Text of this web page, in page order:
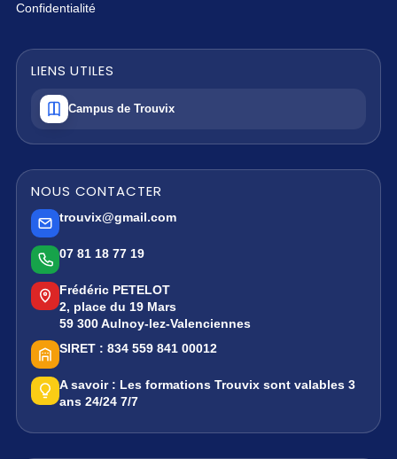
Confidentialité
LIENS UTILES
Campus de Trouvix
NOUS CONTACTER
trouvix@gmail.com
07 81 18 77 19
Frédéric PETELOT
2, place du 19 Mars
59 300 Aulnoy-lez-Valenciennes
SIRET : 834 559 841 00012
A savoir : Les formations Trouvix sont valables 3
ans 24/24 7/7